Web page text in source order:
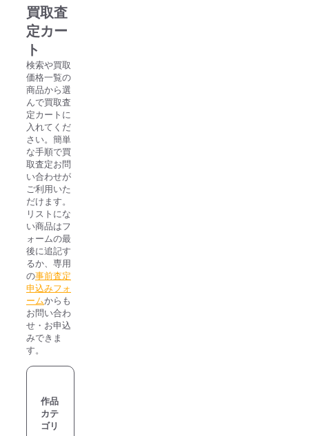
キ
ュ
ア！
蒼
乃
美
希
個
買取査
定カー
ト
検索や買取
価格一覧の
商品から選
んで買取査
定カートに
入れてくだ
さい。簡単
な手順で買
取査定お問
い合わせが
ご利用いた
だけます。
リストにな
い商品はフ
ォームの最
後に追記す
るか、専用
の事前査定
申込みフォ
ームからも
お問い合わ
せ・お申込
みできま
す。
作品
カテ
ゴリ